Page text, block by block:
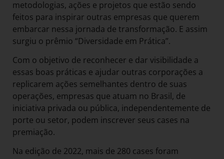
metodologias, ações e projetos que estão sendo
feitos para inspirar outras empresas que querem
embarcar nessa jornada de transformação. E assim
surgiu o prêmio “Diversidade em Prática”.
Com o objetivo de reconhecer e dar visibilidade a
essas boas práticas e ajudar outras corporações a
replicarem ações semelhantes dentro de suas
operações, empresas que atuam no Brasil, de
iniciativa privada ou pública, independentemente de
porte ou setor, podem inscrever seus cases na
premiação.
Na edição de 2022, mais de 280 cases foram